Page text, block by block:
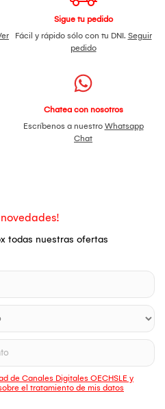
Sigue tu pedido
Fácil y rápido sólo con tu DNI. Seguir
pedido
Chatea con nosotros
Escríbenos a nuestro Whatsapp
Chat
todas nuestras ofertas
de Canales Digitales OECHSLE y
el tratamiento de mis datos